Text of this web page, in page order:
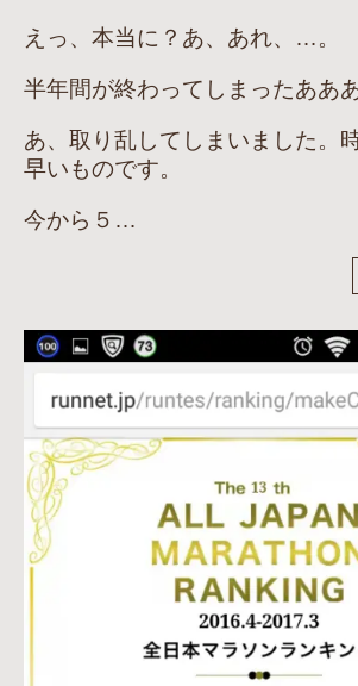
えっ、本当に？あ、あれ、…。
半年間が終わってしまったああ
あ、取り乱してしまいました。
早いものです。
今から５…